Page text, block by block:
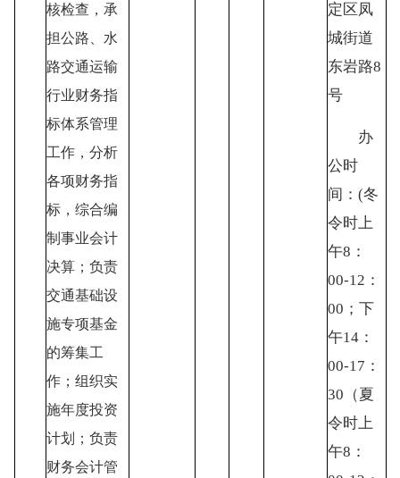
核检查，承
担公路、水
路交通运输
行业财务指
标体系管理
工作，分析
各项财务指
标，综合编
制事业会计
决算；负责
交通基础设
施专项基金
的筹集工
作；组织实
施年度投资
计划；负责
财务会计管
定区凤
城街道
东岩路8
号
办
公时
间： (冬
令时上
午8：
00-12：
00；下
午14：
00-17：
30（夏
令时上
午8：